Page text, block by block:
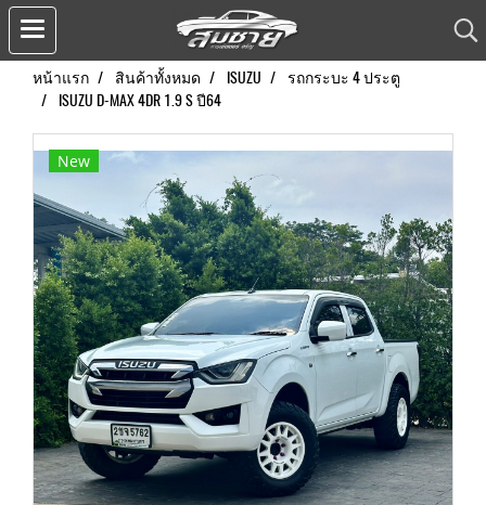
หน้าแรก สินค้าทั้งหมด ISUZU
รถกระบะ 4 ประตู
ISUZU D-MAX 4DR 1.9 S ปี64
New